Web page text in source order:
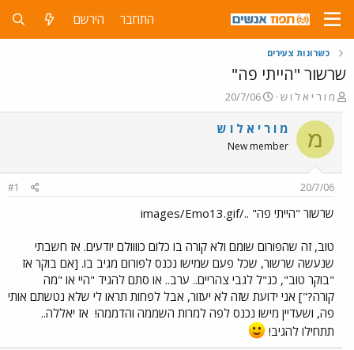
התחבר הירשם
כשרונות צעירים
שרשור "הייתי פה"
פ
ו
ת
ח
ה
ו
ש
א
מ ו ר י א ל ו ש
פ
ו
ר
ם
ר
20/7/06
מ מ ו ר י א ל ו ש
New member
20/7/06
#1
שרשור "הייתי פה" ../images/Emo13.gif
טוב, זה שהפורום שומם ולא קורה בו כלום כוווולם יודעים. אז חשבתי
שנעשה שרשור, שכל פעם שמישו נכנס לפורום מגיב בו. [אם בוקר אז
"בוקר טוב", כנ"ל לגבי צהריים.. ערב.. או סתם להגיד "היי או "מה
קורה?"] אני ידועת שזה לא יעזור, אבל לפחות תראו לי שלא נטשתם אותי
פה, ושעדיין מישו נכנס לפה למרות השממה והדממה! אז יאללה..
תתחילו להגיב!